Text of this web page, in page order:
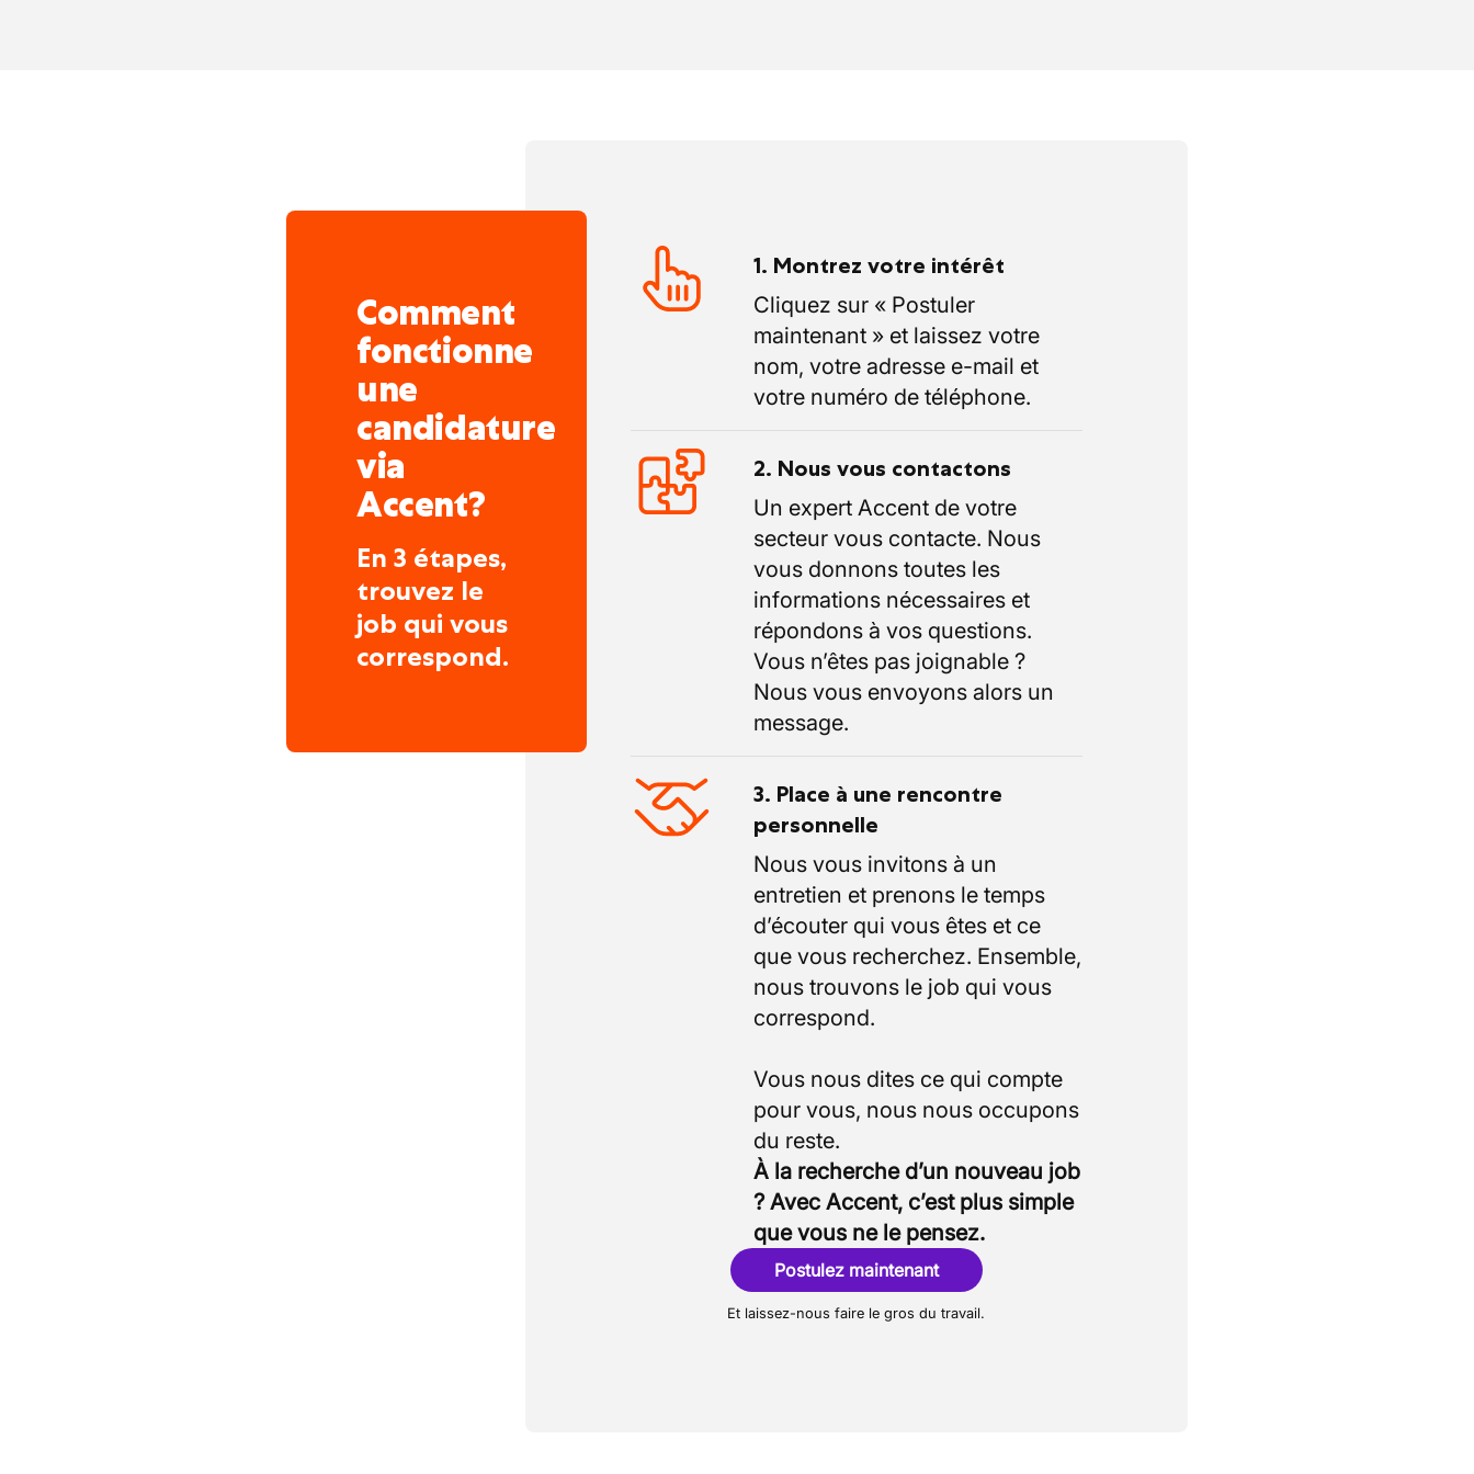
Comment
fonctionne
une
candidature
via
Accent?
En 3 étapes,
trouvez le
job qui vous
correspond.
1. Montrez votre intérêt
Cliquez sur « Postuler
maintenant » et laissez votre
nom, votre adresse e-mail et
votre numéro de téléphone.
2. Nous vous contactons
Un expert Accent de votre
secteur vous contacte. Nous
vous donnons toutes les
informations nécessaires et
répondons à vos questions.
Vous n’êtes pas joignable ?
Nous vous envoyons alors un
message.
3. Place à une rencontre
personnelle
Nous vous invitons à un
entretien et prenons le temps
d’écouter qui vous êtes et ce
que vous recherchez. Ensemble,
nous trouvons le job qui vous
correspond.
Vous nous dites ce qui compte
pour vous, nous nous occupons
À la recherche d’un nouveau job
? Avec Accent, c’est plus simple
que vous ne le pensez.
Postulez maintenant
Et laissez-nous faire le gros du travail.